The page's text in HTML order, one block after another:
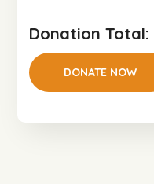
Donation Total: